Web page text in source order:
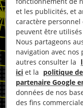
et les publicités, et
caractère personnel
peuvent être
Nous partageons
navigation avec nos
autres consulter la
ici et la politique
partenaire Google
données de nos
des fins